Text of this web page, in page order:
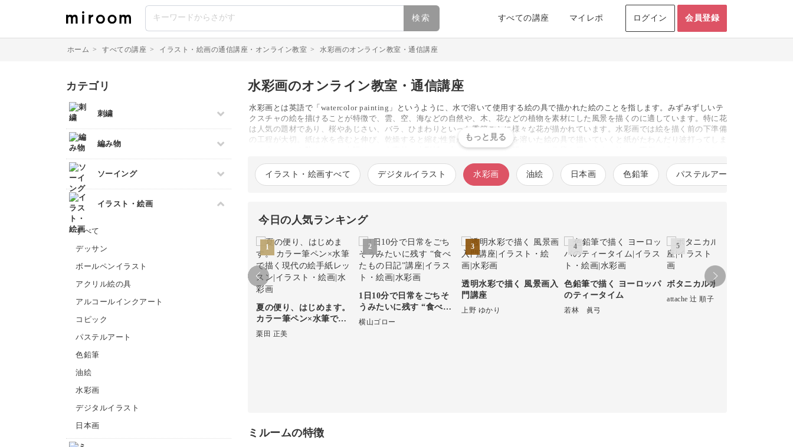
検索 すべての講座 マイレポ ログイン 会員登録
ホーム > すべての講座 > イラスト・絵画の通信講座・オンライン教室 > 水彩画のオンライン教室・通信講座
カテゴリ
刺繍
すべて
伝統刺繍
その他刺繍
パンチニードル
刺し子
クロスステッチ
オートクチュール刺繍
リボン刺繍
ビーズ刺繍
フランス刺繍
ソウタシエ
編み物
すべて
棒針編み
かぎ針編み
レース編み
ソーイング
すべて
パッチワーク
布小物
和裁
洋裁
イラスト・絵画
すべて
デッサン
ボールペンイラスト
アクリル絵の具
アルコールインクアート
コピック
パステルアート
色鉛筆
油絵
水彩画
デジタルイラスト
日本画
水彩画のオンライン教室・通信講座
水彩画とは英語で「watercolor painting」というように、水で溶いて使用する絵の具で描かれた絵のことを指します。みずみずしいテ
クスチャの絵を描けることが特徴で、雲、空、海などの自然や、木、花などの植物を素材にした風景を描くのに適しています。特に花
は人気の題材であり、桜やあじさい、バラ、ひまわりといった季節ごとに様々な花が描かれています。水彩画では絵を描く前の下準備
の工程が大切。紙は水を含むと伸び、乾燥すると縮む性質があるため、水を溶いた絵の具で描いていくと紙がたわんだり波打ってしま
います。これを防ぐために水張りという事前に水彩紙に水を含ませて板に張りつける作業を行います。始めは面倒に感じるかもしれま
す。ペン入れは鉛筆とペンの2種類があり、どちらにするかによって絵の印象は大きく異なります。色を塗る順番は描く題材によって
変わりますが、風景画の場合は一番奥にある背景から塗ることが多いです。初心者は簡単な題材から描いて基本の塗り方を抑えるのが
イラスト・絵画すべて デジタルイラスト 水彩画 油絵 日本画 色鉛筆 パステルアート
今日の人気ランキング
1
夏の便り、はじめます。
カラー筆ペン×水筆で描
く現代の絵手紙レッスン
栗田 正美
2
1日10分で日常をごちそ
うみたいに残す “食べた
もの日記”講座
横山ゴロー
3
透明水彩で描く 風景画入
門講座
上野 ゆかり
4
色鉛筆で描く ヨーロッパ
のティータイム
若林 眞弓
5
ボタニカル水彩 基礎講座
attache 辻 順子
ミルームの特徴